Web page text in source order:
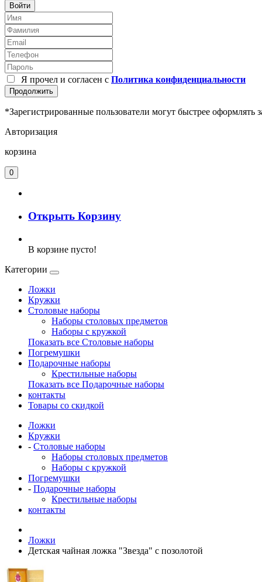
Войти
Я прочел и согласен с Политика конфиденциальности
Продолжить
*Зарегистрированные пользователи могут быстрее
Авторизация
корзина
0
Открыть Корзину
В корзине пусто!
Категории
Ложки
Кружки
Столовые наборы
Наборы столовых предметов
Наборы с кружкой
Показать все Столовые наборы
Погремушки
Подарочные наборы
Крестильные наборы
Показать все Подарочные наборы
контакты
Товары со скидкой
Ложки
Кружки
- Столовые наборы
Наборы столовых предметов
Наборы с кружкой
Погремушки
- Подарочные наборы
Крестильные наборы
контакты
Ложки
Детская чайная ложка "Звезда" с позолотой